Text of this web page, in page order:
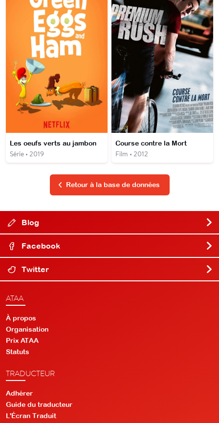
Les oeufs verts au jambon
Série • 2019
Course contre la Mort
Film • 2012
Retour à la base de données
Blog
Facebook
Twitter
ATAA
À propos
Organisation
Prix ATAA
Statuts
TRADUCTEUR
Adhérer
Guide du traducteur
L'Écran Traduit